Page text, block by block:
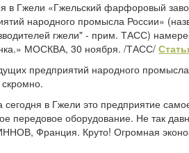
в Гжели «Гжельский фарфоровый
народного промысла России»
гжели" - прим. ТАСС)
МОСКВА, 30 ноября. /ТАСС/
предприятий народного
в Гжели это предприятие
передовое оборудование. Не так
Франция. Круто! Огромная